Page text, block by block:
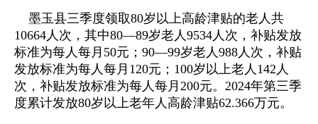
墨玉县三季度领取80岁以上高龄津贴的老人共
10664人次，其中80—89岁老人9534人次，补贴发放
标准为每人每月50元；90—99岁老人988人次，补贴
发放标准为每人每月120元；100岁以上老人142人
次，补贴发放标准为每人每月200元。2024年第三季
度累计发放80岁以上老年人高龄津贴62.366万元。